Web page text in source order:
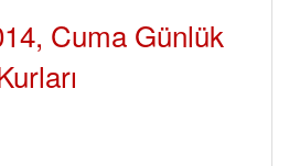
Cuma Günlük